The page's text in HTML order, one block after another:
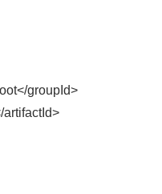
groupId>
artifactId>